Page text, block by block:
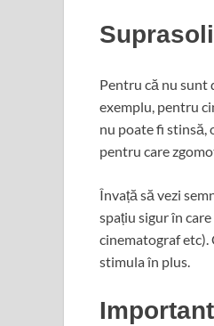
Pentru că nu sunt
exemplu, pentru
nu poate fi stinsă,
pentru care
Învață să vezi
spațiu sigur în
cinematograf etc).
stimula în plus.
Important